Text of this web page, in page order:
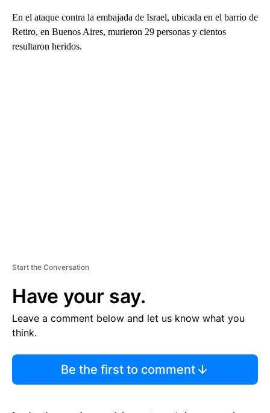
En el ataque contra la embajada de Israel, ubicada en el barrio de
Retiro, en Buenos Aires, murieron 29 personas y cientos
resultaron heridos.
Start the Conversation
Have your say.
Leave a comment below and let us know what you
think.
Be the first to comment